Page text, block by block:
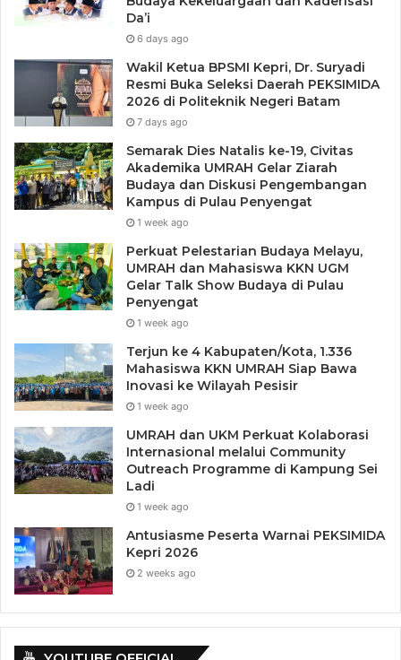
Da’i
6 days ago
Wakil Ketua BPSMI Kepri, Dr. Suryadi
Resmi Buka Seleksi Daerah PEKSIMIDA
2026 di Politeknik Negeri Batam
7 days ago
Semarak Dies Natalis ke-19, Civitas
Akademika UMRAH Gelar Ziarah
Budaya dan Diskusi Pengembangan
Kampus di Pulau Penyengat
1 week ago
Perkuat Pelestarian Budaya Melayu,
UMRAH dan Mahasiswa KKN UGM
Gelar Talk Show Budaya di Pulau
Penyengat
1 week ago
Terjun ke 4 Kabupaten/Kota, 1.336
Mahasiswa KKN UMRAH Siap Bawa
Inovasi ke Wilayah Pesisir
1 week ago
UMRAH dan UKM Perkuat Kolaborasi
Internasional melalui Community
Outreach Programme di Kampung Sei
Ladi
1 week ago
Antusiasme Peserta Warnai PEKSIMIDA
Kepri 2026
2 weeks ago